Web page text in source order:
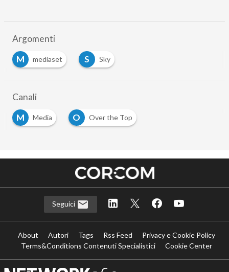
Argomenti
M
mediaset S Sky
Canali
M
Media O Over the Top
Seguici
About Autori Tags Rss Feed
Privacy e Cookie Policy
Terms&Conditions Contenuti Specialistici
Cookie Center